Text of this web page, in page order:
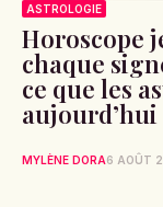
ASTROLOGIE
Horoscope
chaque
ce que les
aujourd’hui
MYLÈNE DORA6 AOÛT